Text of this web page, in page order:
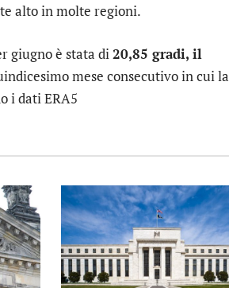
alto in molte regioni.
giugno è stata di20,85 gradi, il
mese consecutivo in cui la
i dati ERA5